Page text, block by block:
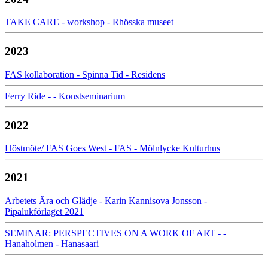
TAKE CARE - workshop - Rhösska museet
2023
FAS kollaboration - Spinna Tid - Residens
Ferry Ride - - Konstseminarium
2022
Höstmöte/ FAS Goes West - FAS - Mölnlycke Kulturhus
2021
Arbetets Ära och Glädje - Karin Kannisova Jonsson -
Pipalukförlaget 2021
SEMINAR: PERSPECTIVES ON A WORK OF ART - -
Hanaholmen - Hanasaari